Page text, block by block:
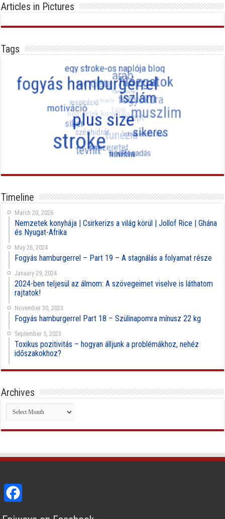
Articles in Pictures
Tags
Timeline
March 20, 2026
Nemzetek konyhája | Csirkerizs a világ körül | Jollof Rice | Ghána
és Nyugat-Afrika
May 26, 2024
Fogyás hamburgerrel – Part 19 – A stagnálás a folyamat része
January 29, 2024
2024-ben teljesül az álmom: A szövegeimet viselve is láthatom
rajtatok!
November 30, 2023
Fogyás hamburgerrel Part 18 – Szülinapomra mínusz 22 kg
September 5, 2023
Toxikus pozitivitás – hogyan álljunk a problémákhoz, nehéz
időszakokhoz?
Archives
Archives